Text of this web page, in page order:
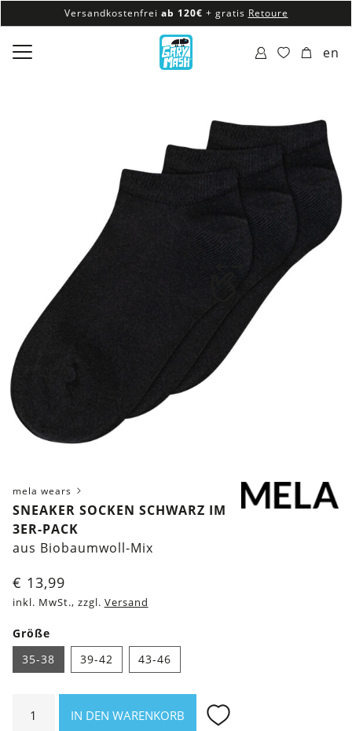
Versandkostenfrei ab 120€ + gratis Retoure
100% veganes & fair produziertes Sortiment
Versandkostenfrei ab 120€
en
mela wears
SNEAKER SOCKEN SCHWARZ IM
3ER-PACK
aus Biobaumwoll-Mix
€ 13,99
inkl. MwSt., zzgl. Versand
Größe
35-38
39-42 43-46
Socken
IN DEN WARENKORB